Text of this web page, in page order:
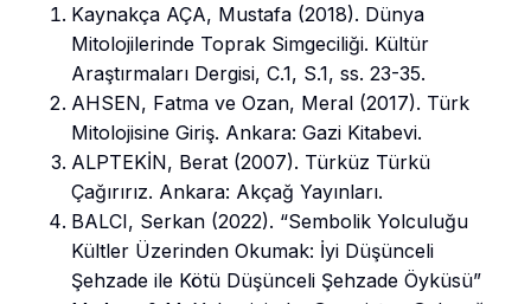
Kaynakça AÇA, Mustafa (2018). Dünya
Mitolojilerinde Toprak Simgeciliği. Kültür
Araştırmaları Dergisi, C.1, S.1, ss. 23-35.
AHSEN, Fatma ve Ozan, Meral (2017). Türk
Mitolojisine Giriş. Ankara: Gazi Kitabevi.
ALPTEKİN, Berat (2007). Türküz Türkü
Çağırırız. Ankara: Akçağ Yayınları.
BALCI, Serkan (2022). “Sembolik Yolculuğu
Kültler Üzerinden Okumak: İyi Düşünceli
Şehzade ile Kötü Düşünceli Şehzade Öyküsü”